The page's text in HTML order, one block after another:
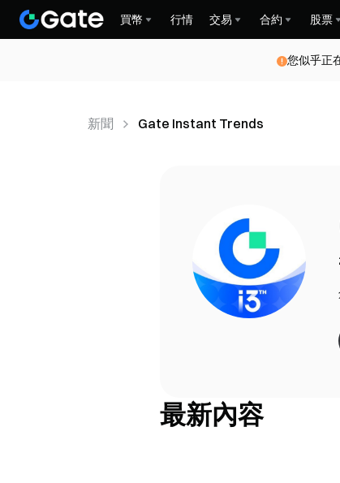
買幣 行情 交易 合約 股票
您似乎正
新聞 Gate Instant Trends
最新內容